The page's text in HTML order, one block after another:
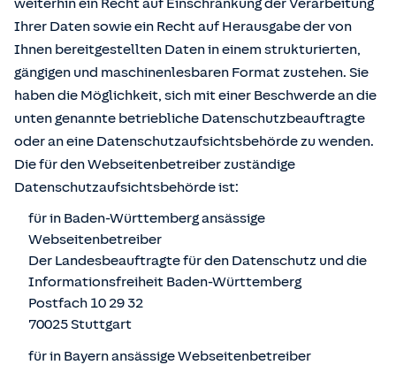
weiterhin ein Recht auf Einschränkung der Verarbeitung
Ihrer Daten sowie ein Recht auf Herausgabe der von
Ihnen bereitgestellten Daten in einem strukturierten,
gängigen und maschinenlesbaren Format zustehen. Sie
haben die Möglichkeit, sich mit einer Beschwerde an die
unten genannte betriebliche Datenschutzbeauftragte
oder an eine Datenschutzaufsichtsbehörde zu wenden.
Die für den Webseitenbetreiber zuständige
Datenschutzaufsichtsbehörde ist:
für in Baden-Württemberg ansässige
Webseitenbetreiber
Der Landesbeauftragte für den Datenschutz und die
Informationsfreiheit Baden-Württemberg
Postfach 10 29 32
70025 Stuttgart
für in Bayern ansässige Webseitenbetreiber